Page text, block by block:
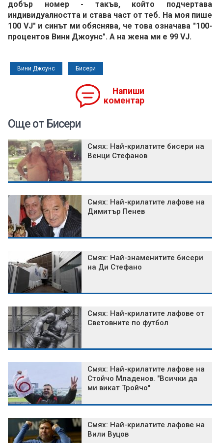
добър номер - такъв, който подчертава
индивидуалността и става част от теб. На моя пише
100 VJ" и синът ми обяснява, че това означава "100-
процентов Вини Джоунс". А на жена ми е 99 VJ.
Вини Джоунс Бисери
Напиши
коментар
Още от Бисери
Смях: Най-крилатите бисери на
Венци Стефанов
Смях: Най-крилатите лафове на
Димитър Пенев
Смях: Най-знаменитите бисери
на Ди Стефано
Смях: Най-крилатите лафове от
Световните по футбол
Смях: Най-крилатите лафове на
Стойчо Младенов. "Всички да
ми викат Тройчо"
Смях: Най-крилатите лафове на
Вили Вуцов